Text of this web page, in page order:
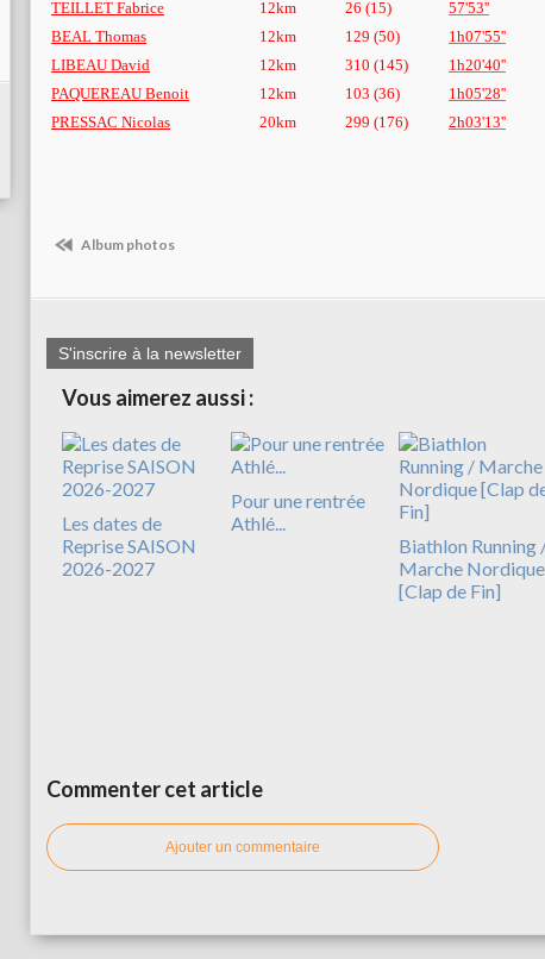
TEILLET Fabrice
12km 26 (15) 57'53''
BEAL Thomas
12km 129 (50) 1h07'55''
LIBEAU David
12km 310 (145) 1h20'40''
PAQUEREAU Benoit
12km 103 (36) 1h05'28''
PRESSAC Nicolas
20km 299 (176) 2h03'13''
Album photos
S'inscrire à la newsletter
Vous aimerez aussi :
Les dates de
Reprise SAISON
2026-2027
Pour une rentrée
Athlé...
Biathlon Running
Marche Nordique
[Clap de Fin]
Commenter cet article
Ajouter un commentaire